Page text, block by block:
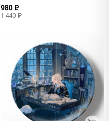
980 ₽
1 440 ₽